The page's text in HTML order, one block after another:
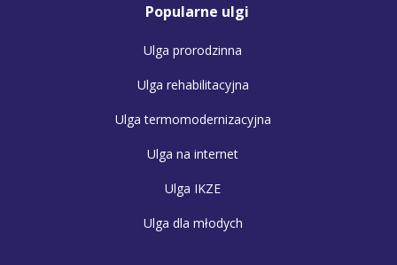
Popularne ulgi
Ulga prorodzinna
Ulga rehabilitacyjna
Ulga termomodernizacyjna
Ulga na internet
Ulga IKZE
Ulga dla młodych